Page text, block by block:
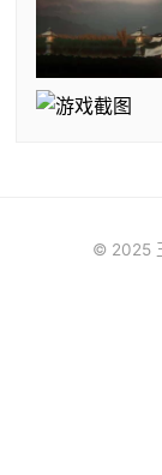
© 2025